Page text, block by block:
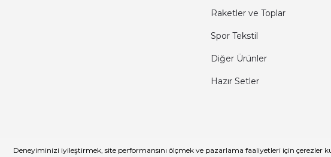
Deneyiminizi iyileştirmek, site performansını ölçmek ve pazarlama faaliyetleri için
Raketler ve Toplar
Spor Tekstil
Diğer Ürünler
Hazır Setler
© CKSPOR - Tüm Hakları Saklıdır.